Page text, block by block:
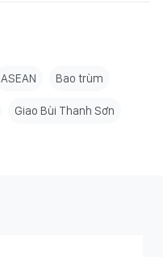
ASEAN Bao trùm
Giao Bùi Thanh Sơn